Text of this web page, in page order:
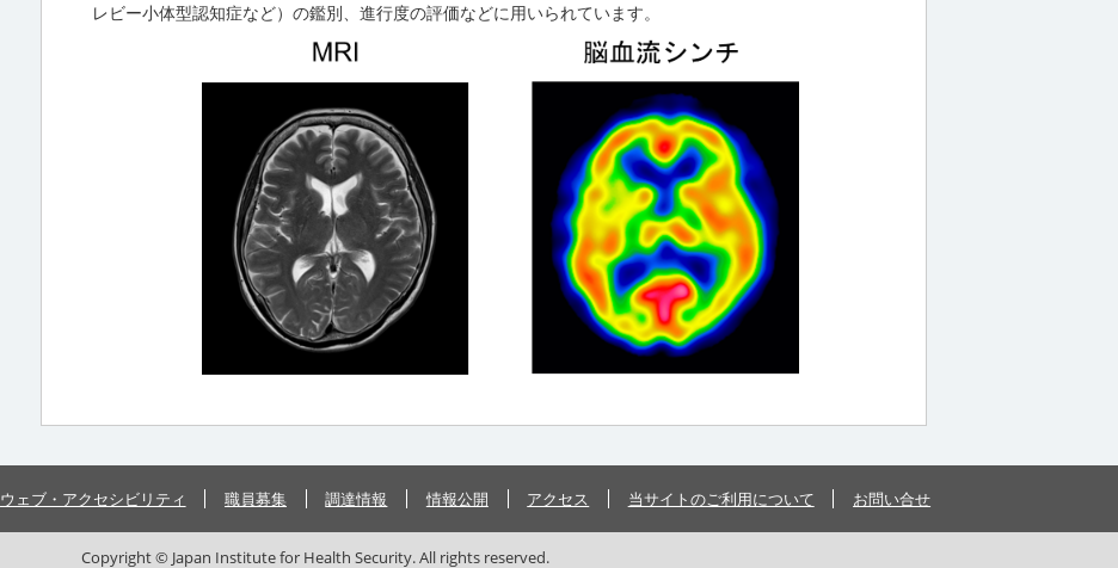
レビー小体型認知症など）の鑑別、進行度の評価などに用いられています。
ウェブ・アクセシビリティ 職員募集 調達情報 情報公開 アクセス 当サイトのご利用について お問い合せ
Copyright © Japan Institute for Health Security. All rights reserved.